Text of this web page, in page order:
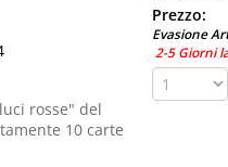
rosse" del
10 carte
Prezzo:
Evasione
2-5 Giorni